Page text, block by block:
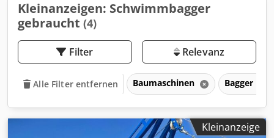
Kleinanzeigen: Schwimmbagger
gebraucht (4)
Filter Relevanz
Alle Filter entfernen Baumaschinen Bagger
Kleinanzeige